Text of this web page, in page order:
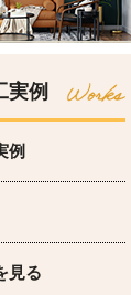
実例
例
見る